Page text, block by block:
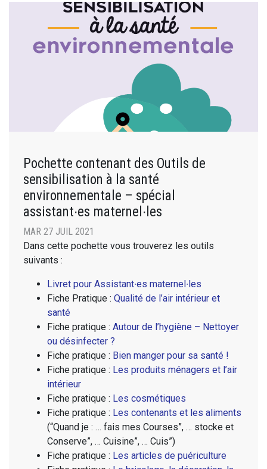
Pochette contenant des Outils de
sensibilisation à la santé
environnementale – spécial
assistant∙es maternel∙les
MAR 27 JUIL 2021
Dans cette pochette vous trouverez les outils
suivants :
Livret pour Assistant∙es maternel∙les
Fiche Pratique : Qualité de l’air intérieur et
santé
Fiche pratique : Autour de l’hygiène – Nettoyer
ou désinfecter ?
Fiche pratique : Bien manger pour sa santé !
Fiche pratique : Les produits ménagers et l’air
intérieur
Fiche pratique : Les cosmétiques
Fiche pratique : Les contenants et les aliments
(“Quand je : … fais mes Courses”, … stocke et
Conserve”, … Cuisine”, … Cuis”)
Fiche pratique : Les articles de puériculture